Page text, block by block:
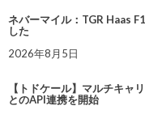
ネバーマイル：TGR Haas
した
2026年8月5日
【トドケール】マルチキャ
とのAPI連携を開始